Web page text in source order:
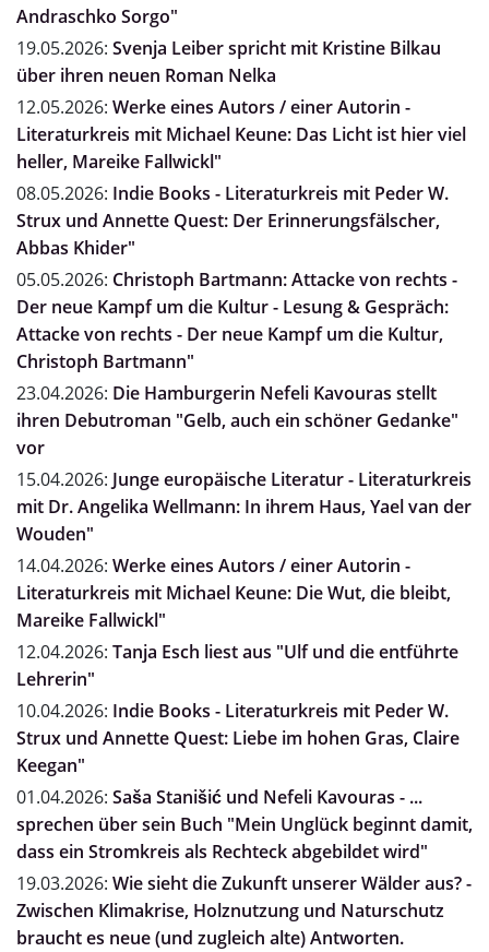
Andraschko Sorgo"
19.05.2026: Svenja Leiber spricht mit Kristine Bilkau
über ihren neuen Roman Nelka
12.05.2026: Werke eines Autors / einer Autorin -
Literaturkreis mit Michael Keune: Das Licht ist hier viel
heller, Mareike Fallwickl"
08.05.2026: Indie Books - Literaturkreis mit Peder W.
Strux und Annette Quest: Der Erinnerungsfälscher,
Abbas Khider"
05.05.2026: Christoph Bartmann: Attacke von rechts -
Der neue Kampf um die Kultur - Lesung & Gespräch:
Attacke von rechts - Der neue Kampf um die Kultur,
Christoph Bartmann"
23.04.2026: Die Hamburgerin Nefeli Kavouras stellt
ihren Debutroman "Gelb, auch ein schöner Gedanke"
vor
15.04.2026: Junge europäische Literatur - Literaturkreis
mit Dr. Angelika Wellmann: In ihrem Haus, Yael van der
Wouden"
14.04.2026: Werke eines Autors / einer Autorin -
Literaturkreis mit Michael Keune: Die Wut, die bleibt,
Mareike Fallwickl"
12.04.2026: Tanja Esch liest aus "Ulf und die entführte
Lehrerin"
10.04.2026: Indie Books - Literaturkreis mit Peder W.
Strux und Annette Quest: Liebe im hohen Gras, Claire
Keegan"
01.04.2026: Saša Stanišić und Nefeli Kavouras - ...
sprechen über sein Buch "Mein Unglück beginnt damit,
dass ein Stromkreis als Rechteck abgebildet wird"
19.03.2026: Wie sieht die Zukunft unserer Wälder aus? -
Zwischen Klimakrise, Holznutzung und Naturschutz
braucht es neue (und zugleich alte) Antworten.